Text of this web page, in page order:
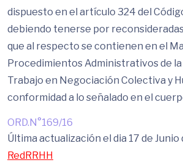
dispuesto en el artículo 324 del
debiendo tenerse por
que al respecto se contienen en el
Procedimientos Administrativos de
Trabajo en Negociación Colectiva y
conformidad a lo señalado en el
ORD.N°169/16
Última actualización el dia 17 de Junio
RedRRHH